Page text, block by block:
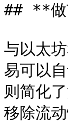
## **做
与以太
易可以
则简化
移除流动